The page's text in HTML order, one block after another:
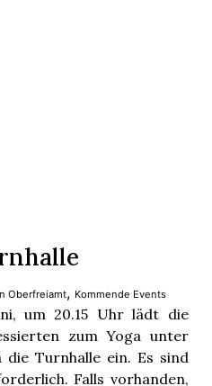
Oberfreiamt, Kommende Events
um 20.15 Uhr lädt die
zum Yoga unter
Turnhalle ein. Es sind
Falls vorhanden,